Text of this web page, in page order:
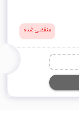
منقضی شده